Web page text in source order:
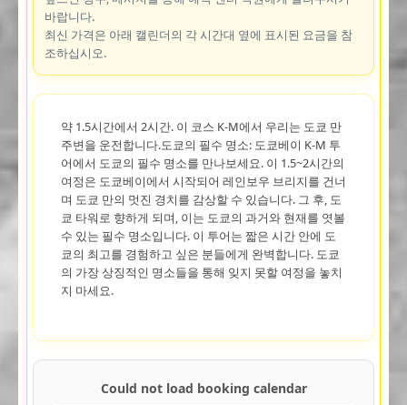
바랍니다.
최신 가격은 아래 캘린더의 각 시간대 옆에 표시된 요금을 참
조하십시오.
약 1.5시간에서 2시간. 이 코스 K-M에서 우리는 도쿄 만
주변을 운전합니다.도쿄의 필수 명소: 도쿄베이 K-M 투
어에서 도쿄의 필수 명소를 만나보세요. 이 1.5~2시간의
여정은 도쿄베이에서 시작되어 레인보우 브리지를 건너
며 도쿄 만의 멋진 경치를 감상할 수 있습니다. 그 후, 도
쿄 타워로 향하게 되며, 이는 도쿄의 과거와 현재를 엿볼
수 있는 필수 명소입니다. 이 투어는 짧은 시간 안에 도
쿄의 최고를 경험하고 싶은 분들에게 완벽합니다. 도쿄
의 가장 상징적인 명소들을 통해 잊지 못할 여정을 놓치
지 마세요.
Could not load booking calendar